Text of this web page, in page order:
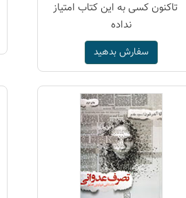
سفارش بدهید